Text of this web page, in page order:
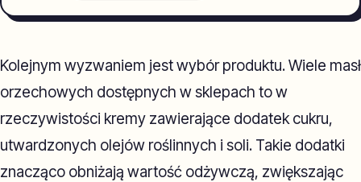
Kolejnym wyzwaniem jest wybór produktu. Wiele masł
orzechowych dostępnych w sklepach to w
rzeczywistości kremy zawierające dodatek cukru,
utwardzonych olejów roślinnych i soli. Takie dodatki
znacząco obniżają wartość odżywczą, zwiększając